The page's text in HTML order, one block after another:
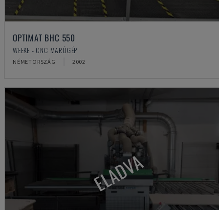
OPTIMAT BHC 550
WEEKE - CNC MARÓGÉP
NÉMETORSZÁG 2002
ELADVA